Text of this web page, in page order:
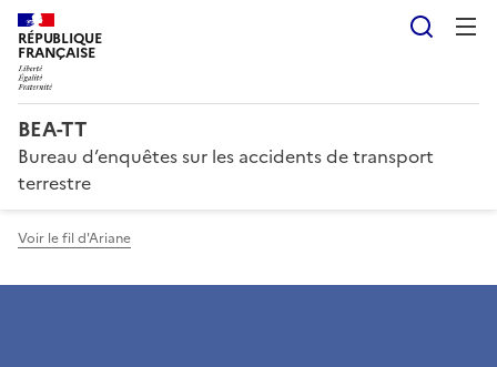
RÉPUBLIQUE
FRANÇAISE
BEA-TT
Bureau d’enquêtes sur les accidents de transport
terrestre
Voir le fil d'Ariane